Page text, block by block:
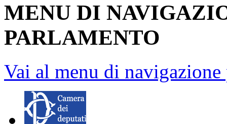
MENU DI
PARLAMENTO
Vai al menu di